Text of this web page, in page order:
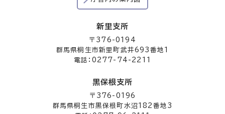
新里支所
〒376-0194
群馬県桐生市新里町武井693番地1
電話：0277-74-2211
黒保根支所
〒376-0196
群馬県桐生市黒保根町水沼182番地3